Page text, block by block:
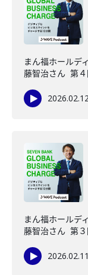
まん福ホールデ
藤智治さん 第４
まん福ホールデ
藤智治さん 第３
2026.02.11